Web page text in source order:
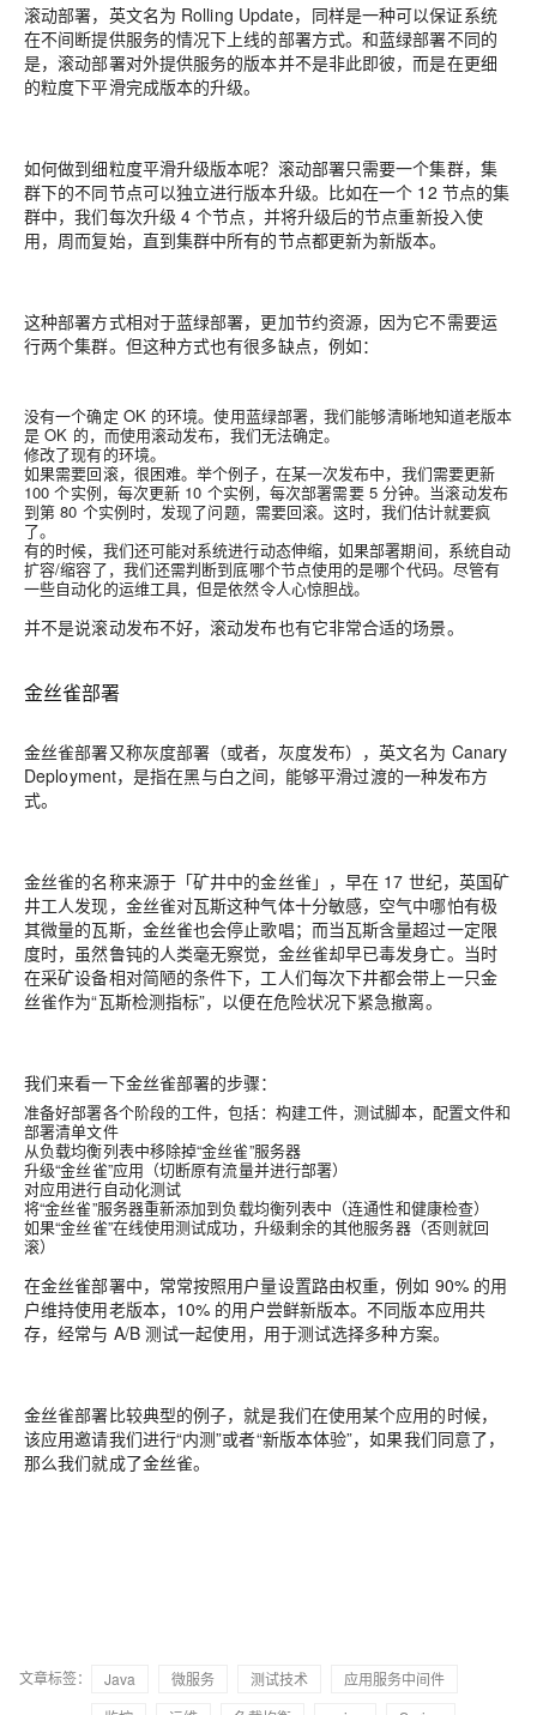
滚动部署，英文名为 Rolling Update，同样是一种可以保证系统
在不间断提供服务的情况下上线的部署方式。和蓝绿部署不同的
是，滚动部署对外提供服务的版本并不是非此即彼，而是在更细
的粒度下平滑完成版本的升级。
如何做到细粒度平滑升级版本呢？滚动部署只需要一个集群，集
群下的不同节点可以独立进行版本升级。比如在一个 12 节点的集
群中，我们每次升级 4 个节点，并将升级后的节点重新投入使
用，周而复始，直到集群中所有的节点都更新为新版本。
这种部署方式相对于蓝绿部署，更加节约资源，因为它不需要运
行两个集群。但这种方式也有很多缺点，例如：
没有一个确定 OK 的环境。使用蓝绿部署，我们能够清晰地知道老版本
是 OK 的，而使用滚动发布，我们无法确定。
修改了现有的环境。
如果需要回滚，很困难。举个例子，在某一次发布中，我们需要更新
100 个实例，每次更新 10 个实例，每次部署需要 5 分钟。当滚动发布
到第 80 个实例时，发现了问题，需要回滚。这时，我们估计就要疯
了。
有的时候，我们还可能对系统进行动态伸缩，如果部署期间， 系统自动
扩容/缩容了，我们还需判断到底哪个节点使用的是哪个代码。 尽管有
一些自动化的运维工具，但是依然令人心惊胆战。
并不是说滚动发布不好，滚动发布也有它非常合适的场景。
金丝雀部署
金丝雀部署又称灰度部署（或者，灰度发布），英文名为 Canary
Deployment，是指在黑与白之间，能够平滑过渡的一种发布方
式。
金丝雀的名称来源于「矿井中的金丝雀」，早在 17 世纪，英国矿
井工人发现，金丝雀对瓦斯这种气体十分敏感，空气中哪怕有极
其微量的瓦斯，金丝雀也会停止歌唱；而当瓦斯含量超过一定限
度时，虽然鲁钝的人类毫无察觉，金丝雀却早已毒发身亡。当时
在采矿设备相对简陋的条件下，工人们每次下井都会带上一只金
丝雀作为“瓦斯检测指标”，以便在危险状况下紧急撤离。
我们来看一下金丝雀部署的步骤：
准备好部署各个阶段的工件，包括： 构建工件，测试脚本，配置文件和
部署清单文件
从负载均衡列表中移除掉“金丝雀”服务器
升级“金丝雀”应用（切断原有流量并进行部署）
对应用进行自动化测试
将“金丝雀”服务器重新添加到负载均衡列表中（连通性和健康检查）
如果“金丝雀”在线使用测试成功，升级剩余的其他服务器（否则就回
滚）
在金丝雀部署中，常常按照用户量设置路由权重，例如 90% 的用
户维持使用老版本，10% 的用户尝鲜新版本。不同版本应用共
存，经常与 A/B 测试一起使用，用于测试选择多种方案。
金丝雀部署比较典型的例子，就是我们在使用某个应用的时候，
该应用邀请我们进行“内测”或者“新版本体验”，如果我们同意了，
那么我们就成了金丝雀。
文章标签： Java 微服务 测试技术
应用服务中间件